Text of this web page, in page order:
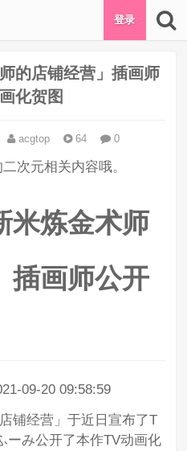
登录
的店铺经营」插画师
化贺图
acgtop 64 0
次元相关内容哦。
米炼金术师
插画师公开
09-20 09:58:59
铺经营」于近日宣布了T
ーみ公开了本作TV动画化